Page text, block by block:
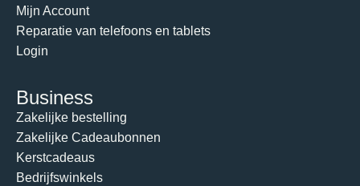
Mijn Account
Reparatie van telefoons en tablets
Login
Business
Zakelijke bestelling
Zakelijke Cadeaubonnen
Kerstcadeaus
Bedrijfswinkels